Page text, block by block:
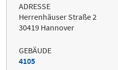
ADRESSE
Herrenhäuser Straße 2
30419 Hannover
GEBÄUDE
4105